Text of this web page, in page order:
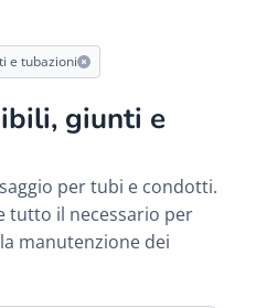
e tubazioni
giunti e
per tubi e condotti.
tutto il necessario per
manutenzione dei